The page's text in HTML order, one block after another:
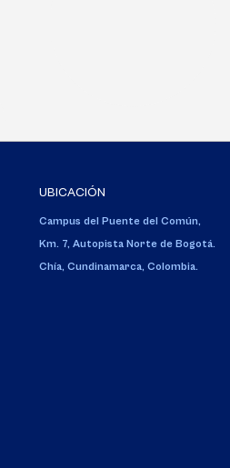
UBICACIÓN
Campus del Puente del Común,
Km. 7, Autopista Norte de Bogotá.
Chía, Cundinamarca, Colombia.